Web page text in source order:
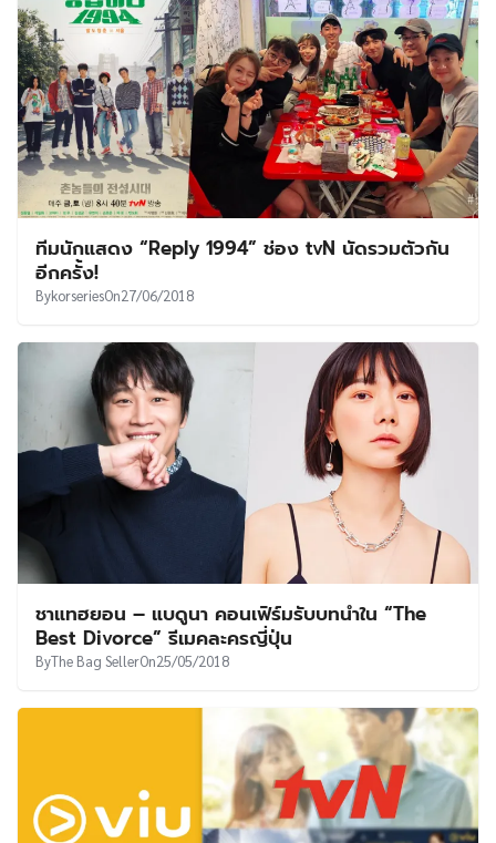
ทีมนักแสดง “Reply 1994” ช่อง tvN นัดรวมตัวกัน
อีกครั้ง!
BykorseriesOn27/06/2018
ชาแทฮยอน – แบดูนา คอนเฟิร์มรับบทนำใน “The
Best Divorce” รีเมคละครญี่ปุ่น
ByThe Bag SellerOn25/05/2018